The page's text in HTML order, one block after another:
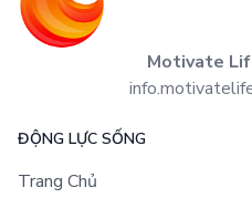
Motivate
ĐỘNG LỰC SỐNG
Trang Chủ